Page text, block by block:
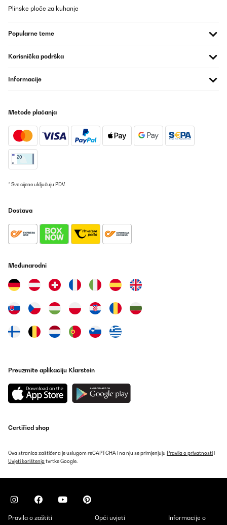
Plinske ploče za kuhanje
Popularne teme
Korisnička podrška
Informacije
Metode plaćanja
* Sve cijene uključuju PDV.
Dostava
Međunarodni
Preuzmite aplikaciju Klarstein
Certified shop
Ova stranica zaštićena je uslugom reCAPTCHA i na nju se primjenjuju Pravila o privatnostii
Uvjeti korištenja tvrtke Google.
Pravila o zaštiti Opći uvjeti Informacije o